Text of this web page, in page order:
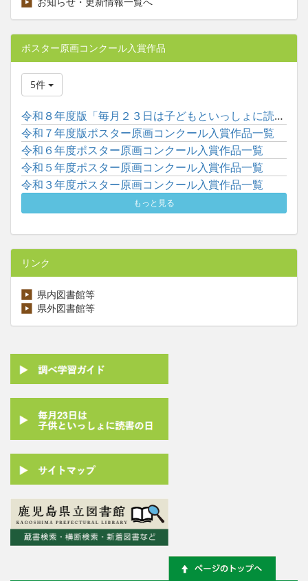
ポスター原画コンクール入賞作品
5件
令和８年度版「毎月２３日は子どもといっしょに読書の日」ポスタ...
令和７年度版ポスター原画コンクール入賞作品一覧
令和６年度ポスター原画コンクール入賞作品一覧
令和５年度ポスター原画コンクール入賞作品一覧
令和３年度ポスター原画コンクール入賞作品一覧
もっと見る
リンク
県内図書館等
県外図書館等